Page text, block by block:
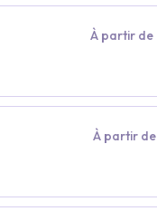
À partir de
À partir de